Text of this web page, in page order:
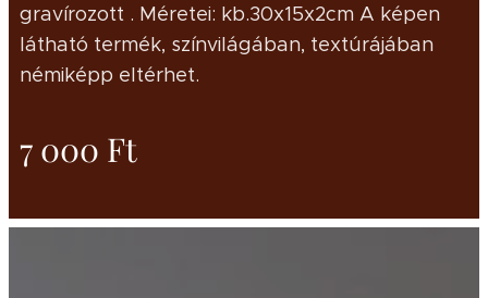
gravírozott . Méretei: kb.30x15x2cm A képen
látható termék, színvilágában, textúrájában
némiképp eltérhet.
7 000 Ft